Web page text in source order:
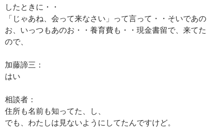
したときに・・
「じゃあね、会って来なさい」って言って・・そいであの
お、いっつもあのお・・養育費も・・現金書留で、来てた
ので、
加藤諦三：
はい
相談者：
住所も名前も知ってた、し、
でも、わたしは見ないようにしてたんですけど。